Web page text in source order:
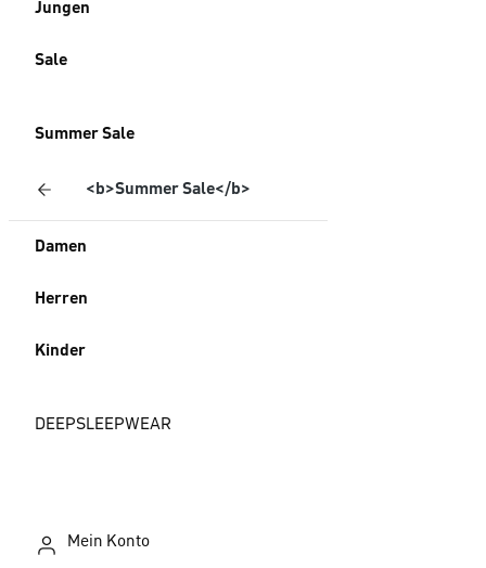
Jungen
Sale
Summer Sale
<b>Summer Sale</b>
Damen
Herren
Kinder
DEEPSLEEPWEAR
Mein Konto